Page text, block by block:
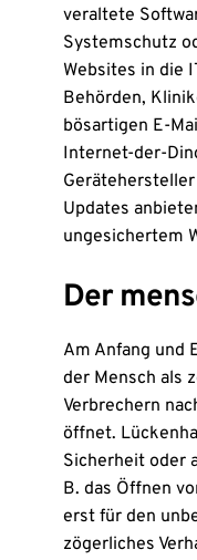
veraltete
Systemschutz
Websites in die
Behörden,
bösartigen E-
Internet-der-
Updates
ungesichertem
Der
Am Anfang und
der Mensch als
Verbrechern
öffnet.
Sicherheit oder
B. das Öffnen
erst für den
zögerliches